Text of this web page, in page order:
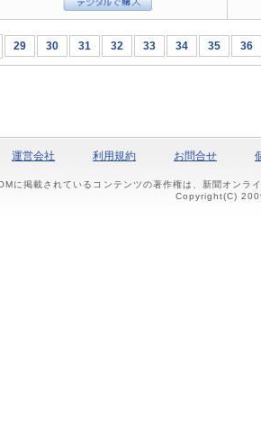
29 30 31 32 33 34 35 36
運営会社 利用規約 お問合せ
に掲載されているコンテンツの著作権は、新聞オンラ
Copyright(C)